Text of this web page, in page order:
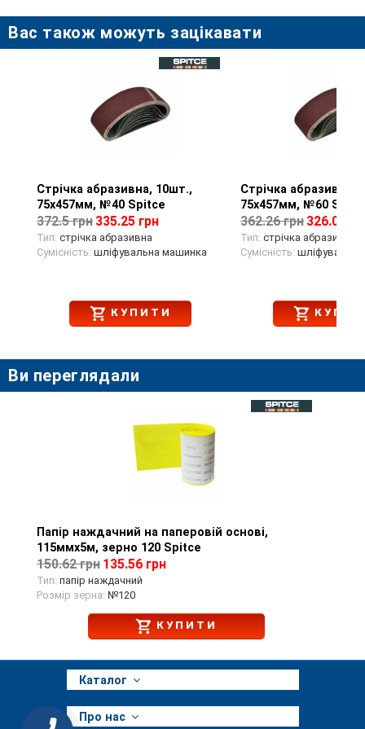
Вас також можуть зацікавати
Перегляд товару
Стрічка абразивна, 10шт.,
75х457мм, №40 Spitce
372.5 грн 335.25 грн
Тип: стрічка абразивна
Сумісність: шліфувальна машинка
КУПИТИ
Перегляд
Стрічка абразивна,
75х457мм, №60
362.26 грн 326.03
Тип: стрічка абразивна
Сумісність:
Ви переглядали
Перегляд товару
Папір наждачний на паперовій основі,
115ммх5м, зерно 120 Spitce
150.62 грн 135.56 грн
Тип: папір наждачний
Розмір зерна: №120
КУПИТИ
Каталог
Про нас